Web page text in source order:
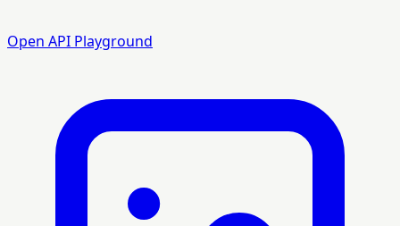
Open API Playground